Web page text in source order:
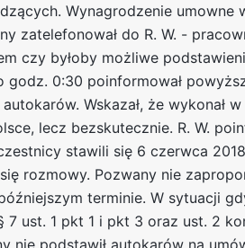
Wynagrodzenie umowne
zatelefonował do R. W. -
czy byłoby możliwe
0:30 poinformował
Wskazał, że wykonał
lecz bezskutecznie. R. W.
stawili się 6 czerwca
rozmowy. Pozwany nie
terminie. W sytuacji
7 ust. 1 pkt 1 i pkt 3 oraz ust. 2
nie podstawił autokarów na